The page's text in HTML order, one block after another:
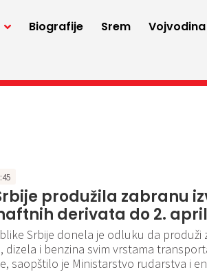
Biografije Srem Vojvodina
produžila zabranu
derivata do 2.
Srbije donela je odluku da produži
dizela i benzina svim vrstama
saopštilo je Ministarstvo rudarstva i